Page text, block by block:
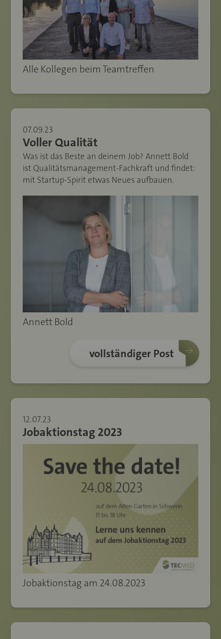
Alle Kollegen beim Teamtreffen
07.09.23
Voller Qualität
Was ist das Beste an deinem Job? Annett Bold
ist Qualitätsmanagement-Fachkraft und findet:
mit Startup-Spirit etwas Neues aufbauen.
Annett Bold
vollständiger Post
12.07.23
Jobaktionstag 2023
Jobaktionstag am 24.08.2023